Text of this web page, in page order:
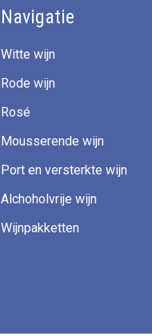
Navigatie
Witte wijn
Rode wijn
Rosé
Mousserende wijn
Port en versterkte wijn
Alchoholvrije wijn
Wijnpakketten